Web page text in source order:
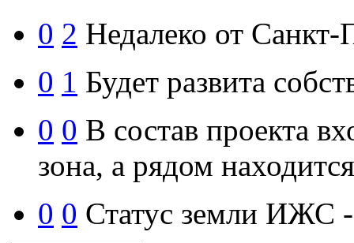
0 2 Недалеко от Санкт-
0 1 Будет развита
0 0 В состав проекта
зона, а рядом
0 0 Статус земли ИЖС